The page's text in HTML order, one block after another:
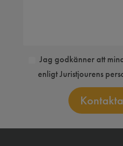
Jag godkänner att
enligt Juristjourens